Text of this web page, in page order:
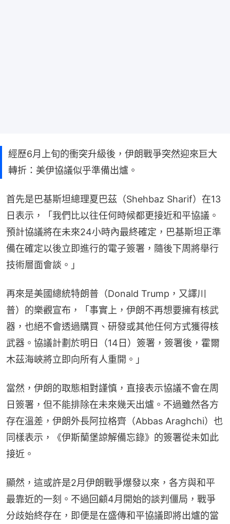
經歷6月上旬的衝突升級後，伊朗戰爭突然迎來巨大
轉折：美伊協議似乎準備出爐。
首先是巴基斯坦總理夏巴茲（Shehbaz Sharif）在13
日表示，「我們比以往任何時候都更接近和平協議。
預計協議將在未來24小時內最終確定，巴基斯坦正準
備在確定以後立即進行的電子簽署，隨後下周將舉行
技術層面會談。」
再來是美國總統特朗普（Donald Trump，又譯川
普）的樂觀宣布，「事實上，伊朗不再想要擁有核武
器，也絕不會透過購買、研發或其他任何方式獲得核
武器。協議計劃於明日（14日）簽署，簽署後，霍爾
木茲海峽將立即向所有人重開。」
當然，伊朗的取態相對謹慎，直接表示協議不會在周
日簽署，但不能排除在未來幾天出爐。不過雖然各方
存在溫差，伊朗外長阿拉格齊（Abbas Araghchi）也
同樣表示，《伊斯蘭堡諒解備忘錄》的簽署從未如此
接近。
顯然，這或許是2月伊朗戰爭爆發以來，各方與和平
最靠近的一刻。不過回顧4月開始的談判僵局，戰爭
分歧始終存在，即便是在盛傳和平協議即將出爐的當